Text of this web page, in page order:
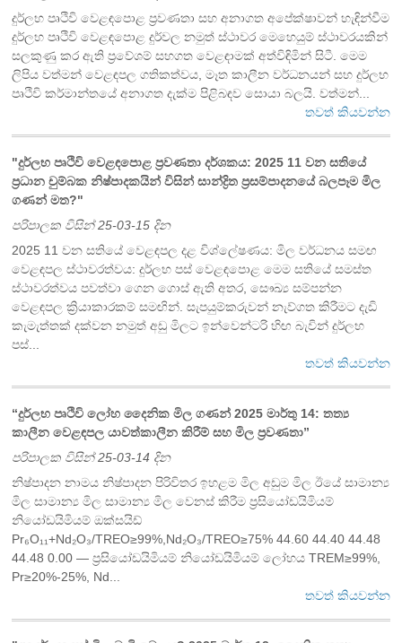
දුර්ලභ පෘථිවි වෙළඳපොළ ප්‍රවණතා සහ අනාගත අපේක්ෂාවන් හැඳින්වීම
දුර්ලභ පෘථිවි වෙළඳපොළ දුර්වල නමුත් ස්ථාවර මෙහෙයුම් ස්ථාවරයකින්
සලකුණු කර ඇති ප්‍රවේශම් සහගත වෙළඳාමක් අත්විඳිමින් සිටී. මෙම
ලිපිය වත්මන් වෙළඳපල ගතිකත්වය, මෑත කාලීන වර්ධනයන් සහ දුර්ලභ
පෘථිවි කර්මාන්තයේ අනාගත දැක්ම පිළිබඳව සොයා බලයි. වත්මන්...
තවත් කියවන්න
"දුර්ලභ පෘථිවි වෙළඳපොළ ප්‍රවණතා දර්ශකය: 2025 11 වන සතියේ
ප්‍රධාන චුම්බක නිෂ්පාදකයින් විසින් සාන්ද්‍රිත ප්‍රසම්පාදනයේ බලපෑම මිල
ගණන් මත?"
පරිපාලක විසින් 25-03-15 දින
2025 11 වන සතියේ වෙළඳපල දළ විශ්ලේෂණය: මිල වර්ධනය සමඟ
වෙළඳපල ස්ථාවරත්වය: දුර්ලභ පස් වෙළඳපොළ මෙම සතියේ සමස්ත
ස්ථාවරත්වය පවත්වා ගෙන ගොස් ඇති අතර, සෞඛ්‍ය සම්පන්න
වෙළඳපල ක්‍රියාකාරකම් සමඟින්. සැපයුම්කරුවන් නැව්ගත කිරීමට දැඩි
කැමැත්තක් දක්වන නමුත් අඩු මිලට ඉන්වෙන්ටරි හිඟ බැවින් දුර්ලභ
පස්...
තවත් කියවන්න
“දුර්ලභ පෘථිවි ලෝහ දෛනික මිල ගණන් 2025 මාර්තු 14: තත්‍ය
කාලීන වෙළඳපල යාවත්කාලීන කිරීම් සහ මිල ප්‍රවණතා”
පරිපාලක විසින් 25-03-14 දින
නිෂ්පාදන නාමය නිෂ්පාදන පිරිවිතර ඉහළම මිල අඩුම මිල ඊයේ සාමාන්‍ය
මිල සාමාන්‍ය මිල සාමාන්‍ය මිල වෙනස් කිරීම ප්‍රසියෝඩයිමියම්
නියෝඩයිමියම් ඔක්සයිඩ්
Pr₆O₁₁+Nd₂O₃/TREO≥99%,Nd₂O₃/TREO≥75% 44.60 44.40 44.48
44.48 0.00 — ප්‍රසියෝඩයිමියම් නියෝඩයිමියම් ලෝහය TREM≥99%,
Pr≥20%-25%, Nd...
තවත් කියවන්න